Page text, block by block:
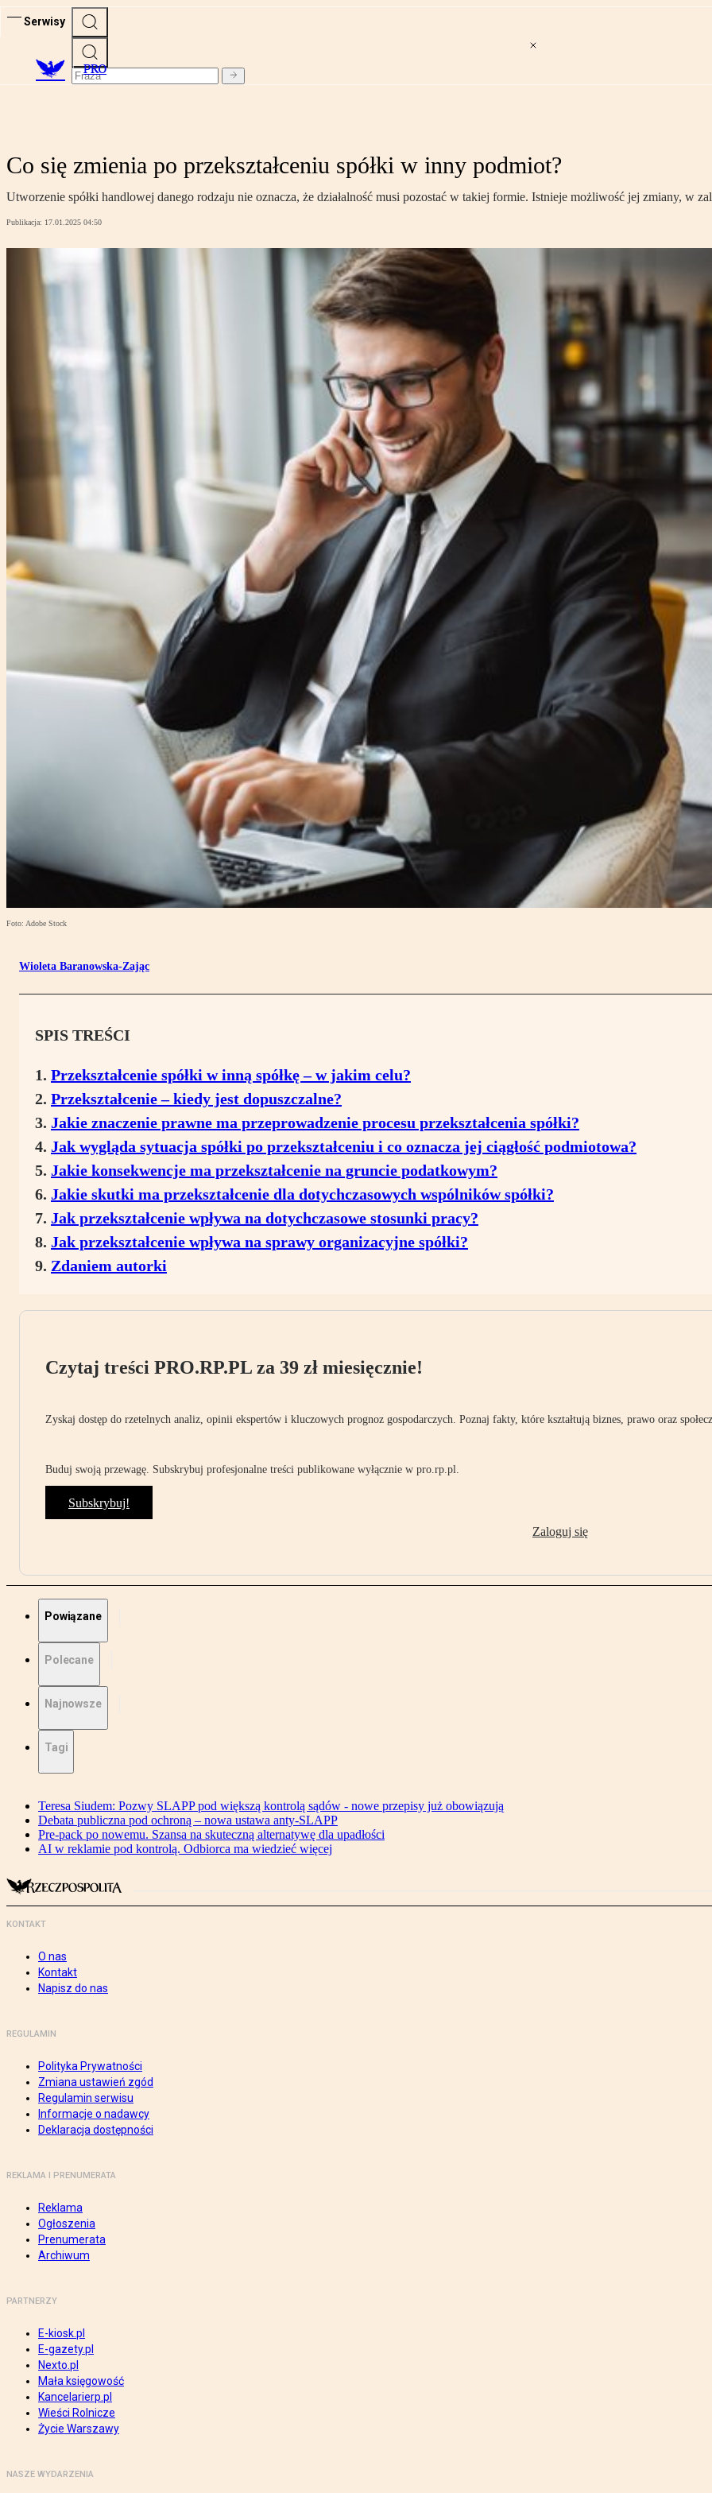
Serwisy
PRO
Co się zmienia po przekształceniu spółki w inny podmiot?
Utworzenie spółki handlowej danego rodzaju nie oznacza, że działalność musi pozostać w takiej formie. Istnieje możliwość jej zmiany, w
Publikacja: 17.01.2025 04:50
Foto: Adobe Stock
Wioleta Baranowska-Zając
SPIS TREŚCI
Przekształcenie spółki w inną spółkę – w jakim celu?
Przekształcenie – kiedy jest dopuszczalne?
Jakie znaczenie prawne ma przeprowadzenie procesu przekształcenia spółki?
Jak wygląda sytuacja spółki po przekształceniu i co oznacza jej ciągłość podmiotowa?
Jakie konsekwencje ma przekształcenie na gruncie podatkowym?
Jakie skutki ma przekształcenie dla dotychczasowych wspólników spółki?
Jak przekształcenie wpływa na dotychczasowe stosunki pracy?
Jak przekształcenie wpływa na sprawy organizacyjne spółki?
Zdaniem autorki
Czytaj treści PRO.RP.PL za 39 zł miesięcznie!
Zyskaj dostęp do rzetelnych analiz, opinii ekspertów i kluczowych prognoz gospodarczych. Poznaj fakty, które kształtują biznes, prawo oraz
Buduj swoją przewagę. Subskrybuj profesjonalne treści publikowane wyłącznie w pro.rp.pl.
Subskrybuj!
Zaloguj się
Powiązane
Polecane
Najnowsze
Tagi
Teresa Siudem: Pozwy SLAPP pod większą kontrolą sądów - nowe przepisy już obowiązują
Debata publiczna pod ochroną – nowa ustawa anty-SLAPP
Pre-pack po nowemu. Szansa na skuteczną alternatywę dla upadłości
AI w reklamie pod kontrolą. Odbiorca ma wiedzieć więcej
KONTAKT
O nas
Kontakt
Napisz do nas
REGULAMIN
Polityka Prywatności
Zmiana ustawień zgód
Regulamin serwisu
Informacje o nadawcy
Deklaracja dostępności
REKLAMA I PRENUMERATA
Reklama
Ogłoszenia
Prenumerata
Archiwum
PARTNERZY
E-kiosk.pl
E-gazety.pl
Nexto.pl
Mała księgowość
Kancelarierp.pl
Wieści Rolnicze
Życie Warszawy
NASZE WYDARZENIA